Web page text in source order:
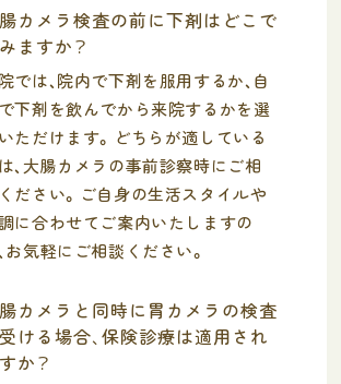
カメラ検査の前に下剤はどこで
ますか？
では、院内で下剤を服用するか、自
下剤を飲んでから来院するかを選
ただけます。どちらが適している
、大腸カメラの事前診察時にご相
ださい。ご自身の生活スタイルや
に合わせてご案内いたしますの
お気軽にご相談ください。
カメラと同時に胃カメラの検査
ける場合、保険診療は適用され
か？